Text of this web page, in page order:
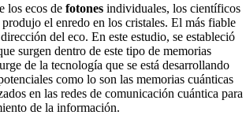
los ecos de fotones individuales, los científicos
el enredo en los cristales. El más fiable
del eco. En este estudio, se estableció
surgen dentro de este tipo de memorias
de la tecnología que se está desarrollando
como lo son las memorias cuánticas
en las redes de comunicación cuántica para
de la información.